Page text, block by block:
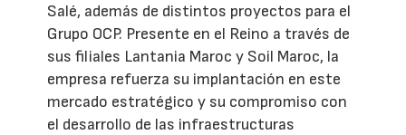
Salé, además de distintos proyectos para el
Grupo OCP. Presente en el Reino a través de
sus filiales Lantania Maroc y Soil Maroc, la
empresa refuerza su implantación en este
mercado estratégico y su compromiso con
el desarrollo de las infraestructuras